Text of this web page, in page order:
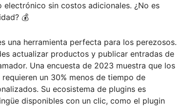
sin costos adicionales. ¿No es
💰
una herramienta perfecta para los perezosos.
actualizar productos y publicar entradas de
Una encuesta de 2023 muestra que los
un 30% menos de tiempo de
Su ecosistema de plugins es
disponibles con un clic, como el plugin